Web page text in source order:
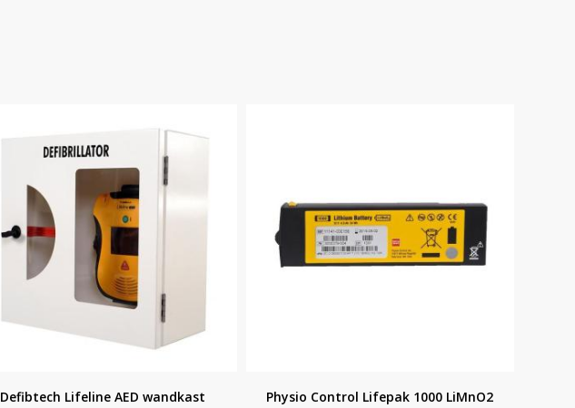
Defibtech Lifeline AED wandkast
Physio Control Lifepak 1000 LiMnO2